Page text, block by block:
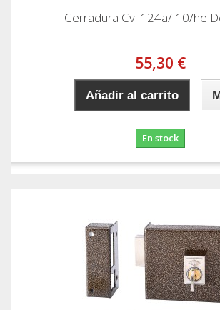
Cerradura Cvl 124a/ 10/he
55,30 €
Añadir al carrito
En stock